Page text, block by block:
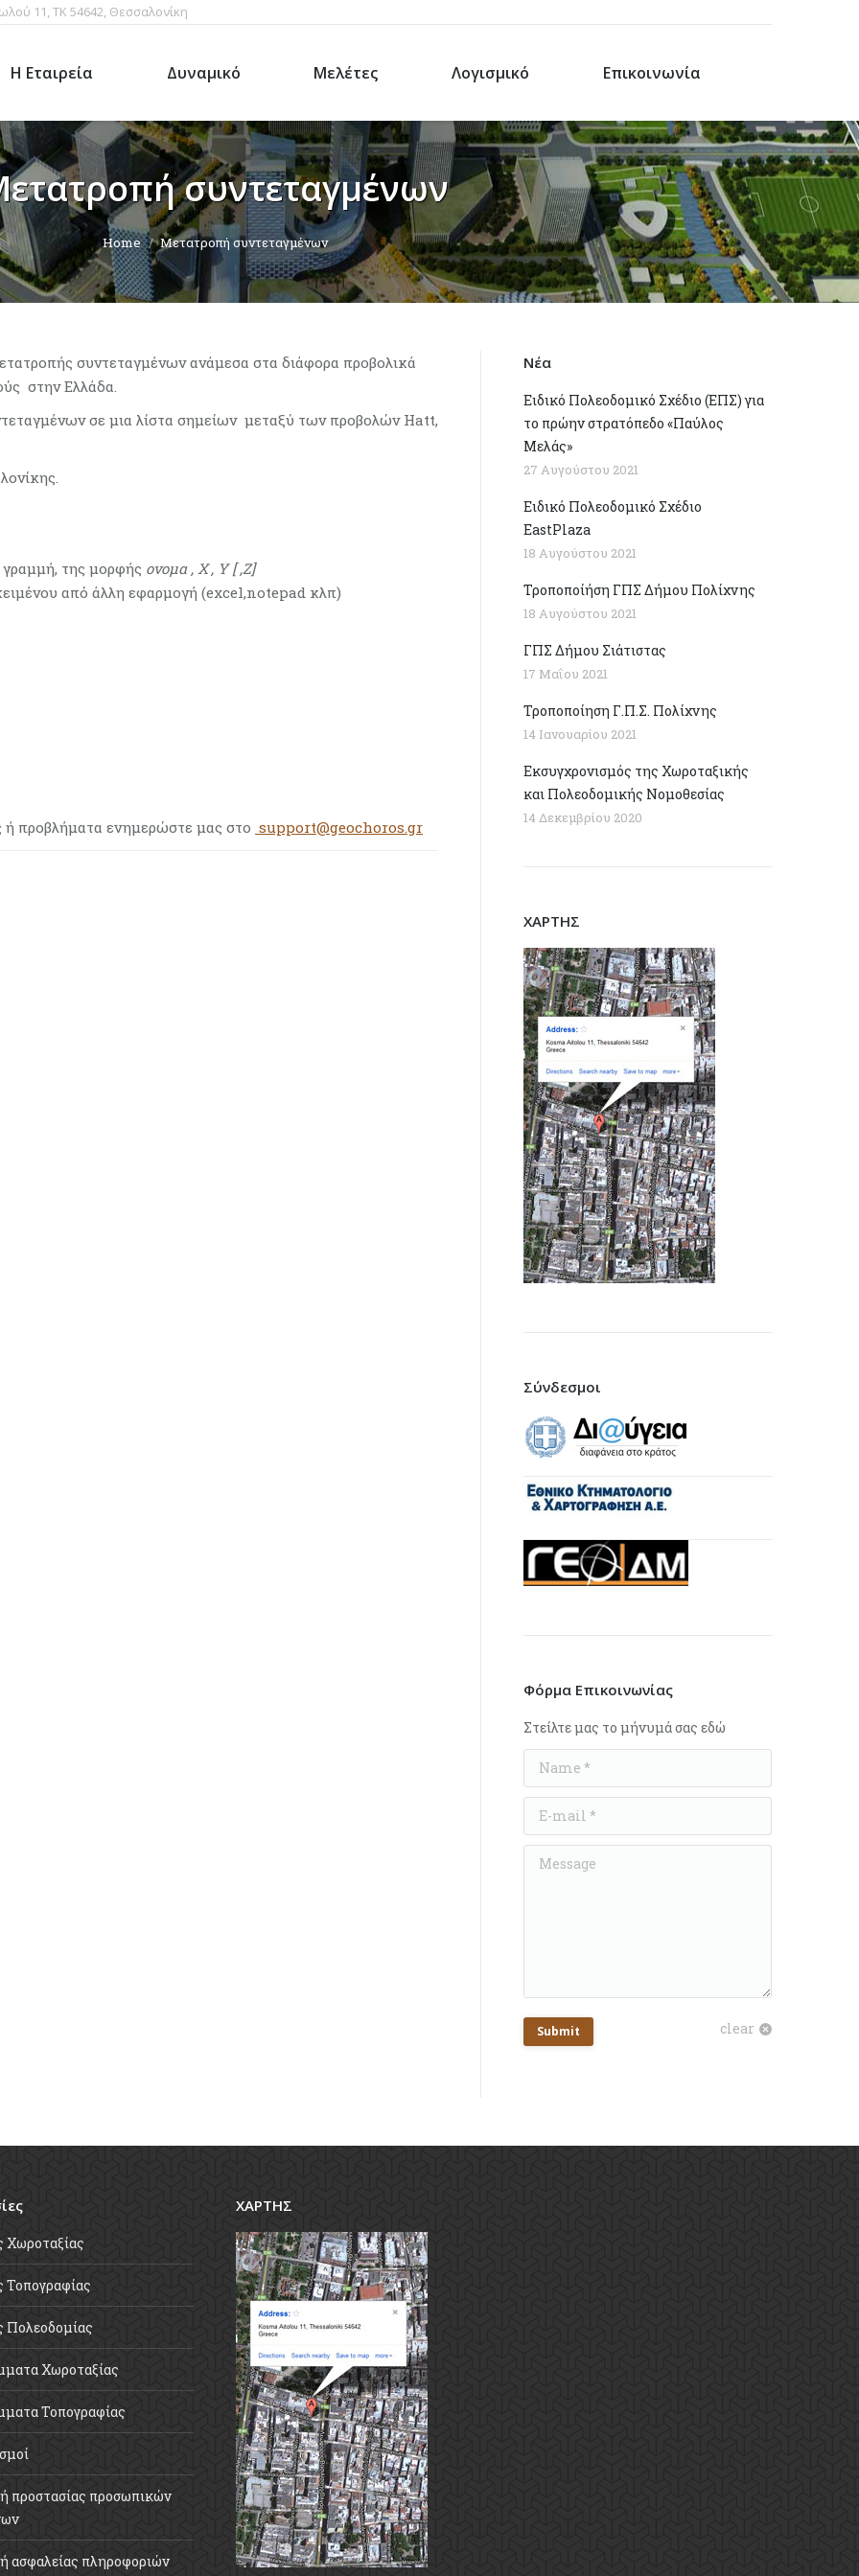
11, ΤΚ 54642, Θεσσαλονίκη
Η Εταιρεία Δυναμικό Μελέτες Λογισμικό Επικοινωνία
συντεταγμένων
Home Μετατροπή συντεταγμένων
συντεταγμένων ανάμεσα στα διάφορα προβολικά
στην Ελλάδα.
σε μια λίστα σημείων μεταξύ των προβολών Hatt,
της μορφής ονομα , Χ , Υ [ ,Ζ]
από άλλη εφαρμογή (excel,notepad κλπ)
ή προβλήματα ενημερώστε μας στο support@geochoros.gr
Νέα
Ειδικό Πολεοδομικό Σχέδιο (ΕΠΣ) για
το πρώην στρατόπεδο «Παύλος
Μελάς»
27 Αυγούστου 2021
Ειδικό Πολεοδομικό Σχέδιο
EastPlaza
18 Αυγούστου 2021
Τροποποίήση ΓΠΣ Δήμου Πολίχνης
18 Αυγούστου 2021
ΓΠΣ Δήμου Σιάτιστας
17 Μαΐου 2021
Τροποποίηση Γ.Π.Σ. Πολίχνης
14 Ιανουαρίου 2021
Εκσυγχρονισμός της Χωροταξικής
και Πολεοδομικής Νομοθεσίας
14 Δεκεμβρίου 2020
ΧΑΡΤΗΣ
Σύνδεσμοι
Φόρμα Επικοινωνίας
Στείλτε μας το μήνυμά σας εδώ
Name *
E-mail *
Message
Submit clear
Χωροταξίας
Τοπογραφίας
Πολεοδομίας
Χωροταξίας
Τοπογραφίας
προστασίας προσωπικών
ασφαλείας πληροφοριών
ΧΑΡΤΗΣ